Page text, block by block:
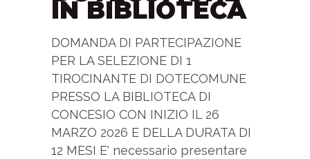
IN BIBLIOTECA
DOMANDA DI PARTECIPAZIONE
PER LA SELEZIONE DI 1
TIROCINANTE DI DOTECOMUNE
PRESSO LA BIBLIOTECA DI
CONCESIO CON INIZIO IL 26
MARZO 2026 E DELLA DURATA DI
12 MESI E' necessario presentare